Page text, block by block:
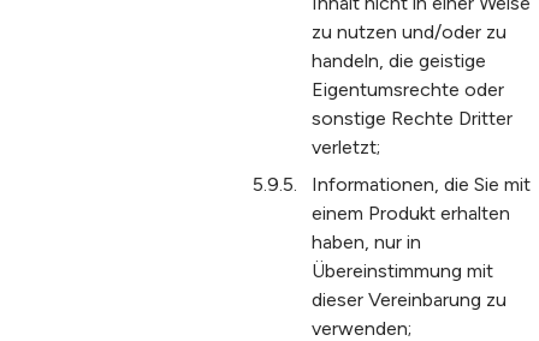
zu nutzen und/oder zu
handeln, die geistige
Eigentumsrechte oder
sonstige Rechte Dritter
verletzt;
Informationen, die Sie mit
einem Produkt erhalten
haben, nur in
Übereinstimmung mit
dieser Vereinbarung zu
verwenden;